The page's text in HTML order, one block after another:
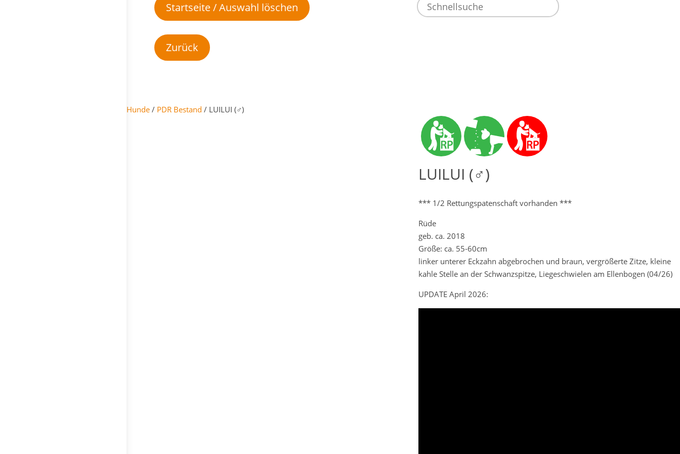
Startseite / Auswahl löschen
Hunde / PDR Bestand / LUILUI (♂)
LUILUI (♂)
*** 1/2 Rettungspatenschaft vorhanden ***
Rüde
geb. ca. 2018
Größe: ca. 55-60cm
linker unterer Eckzahn abgebrochen und braun, vergrößerte Zitze, kleine
kahle Stelle an der Schwanzspitze, Liegeschwielen am Ellenbogen (04/26)
UPDATE April 2026: